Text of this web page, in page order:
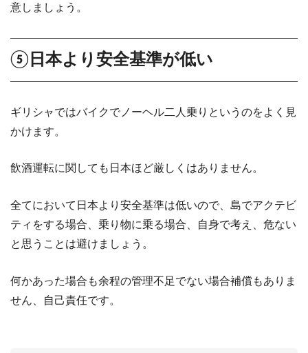
意しましょう。
⑤日本より安全基準が低い
ギリシャではバイクでノーヘル二人乗りというのをよく見
かけます。
飲酒運転に関しても日本ほど厳しくはありません。
全てにおいて日本より安全基準は低いので、島でアクテビ
ティをする場合、乗り物に乗る場合、自身で考え、危ない
と思うことは避けましょう。
何かあった場合も余程の管理不足でない場合補償もありま
せん、自己責任です。